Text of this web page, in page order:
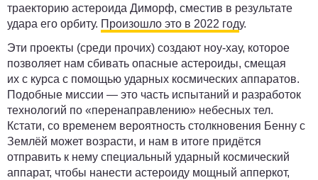
траекторию астероида Диморф, сместив в результате
удара его орбиту. Произошло это в 2022 году.
Эти проекты (среди прочих) создают ноу-хау, которое
позволяет нам сбивать опасные астероиды, смещая
их с курса с помощью ударных космических аппаратов.
Подобные миссии — это часть испытаний и разработок
технологий по «перенаправлению» небесных тел.
Кстати, со временем вероятность столкновения Бенну с
Землёй может возрасти, и нам в итоге придётся
отправить к нему специальный ударный космический
аппарат, чтобы нанести астероиду мощный апперкот,